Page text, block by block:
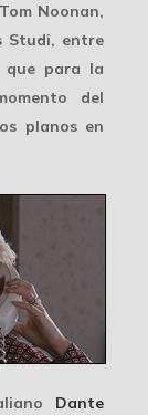
Noonan,
Studi, entre
que para la
del
planos en
Dante